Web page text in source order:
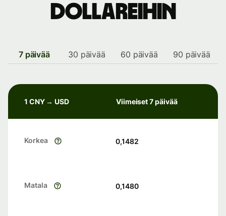
dollareihin
7 päivää 30 päivää 60 päivää 90 päivää
1 CNY → USD Viimeiset 7 päivää
Korkea 0,1482
Matala 0,1480